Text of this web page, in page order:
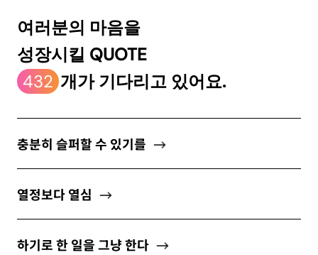
newsletter
소중한 자신의 가치를 찾도록 도와주는
개인정보 수집 및 이용약관에 동의합니다.
여러분의 마음을
성장시킬 QUOTE
432 개가 기다리고 있어요.
충분히 슬퍼할 수 있기를
열정보다 열심
하기로 한 일을 그냥 한다